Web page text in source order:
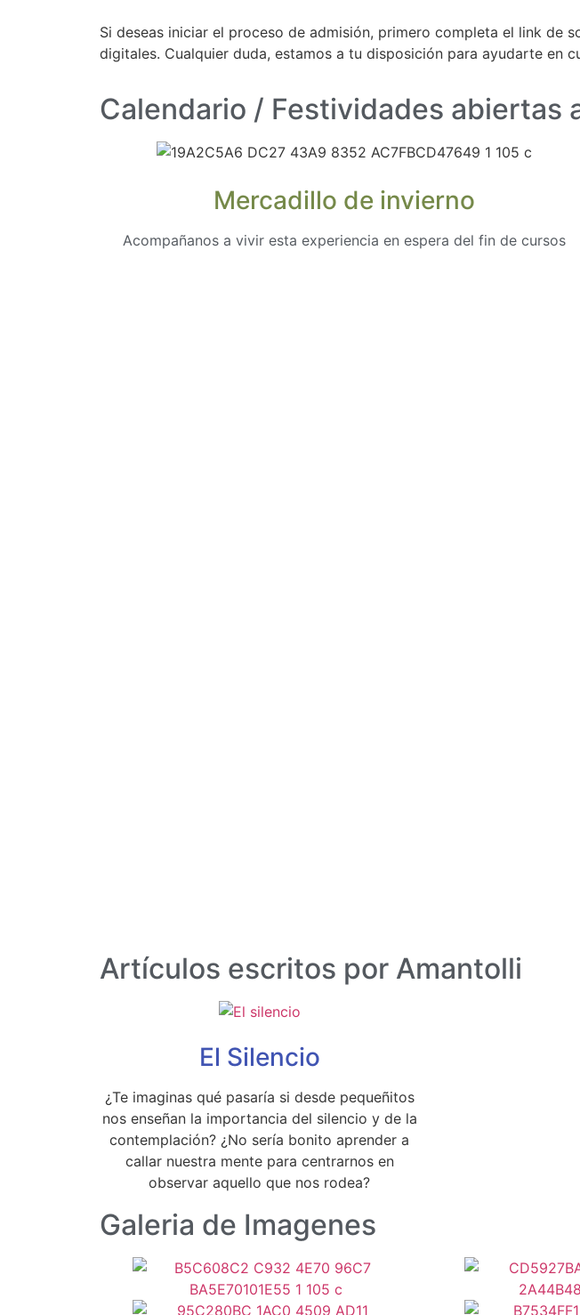
Si deseas iniciar el proceso de admisión, primero completa el link
digitales. Cualquier duda, estamos a tu disposición para ayudarte en
Calendario / Festividades abiertas
Mercadillo de invierno
Acompañanos a vivir esta experiencia en espera del fin de cursos
Artículos escritos por Amantolli
El Silencio
¿Te imaginas qué pasaría si desde pequeñitos
nos enseñan la importancia del silencio y de la
contemplación? ¿No sería bonito aprender a
callar nuestra mente para centrarnos en
observar aquello que nos rodea?
Galeria de Imagenes